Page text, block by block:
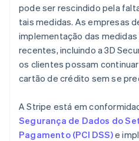
pode ser rescindido pela
tais medidas. As empresas
implementação das medidas
recentes, incluindo a 3D
os clientes possam
cartão de crédito sem se
A Stripe está em
Segurança de Dados do
Pagamento (PCI DSS)e